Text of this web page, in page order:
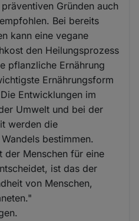
Gründen auch
Bei bereits
kann eine vegane
den Heilungsprozess
pflanzliche Ernährung
Ernährungsform
Entwicklungen im
Umwelt und bei der
werden die
bestimmen.
der Menschen für eine
ist das der
von Menschen,